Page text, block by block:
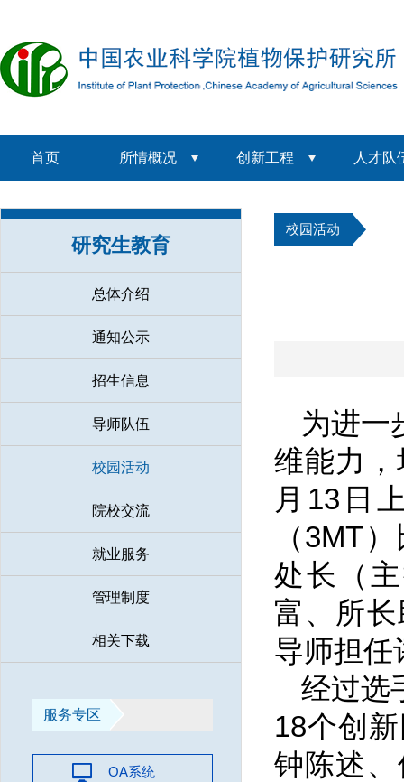
首页 所情概况 创新工程 人才队
研究生教育
总体介绍
通知公示
招生信息
导师队伍
校园活动
院校交流
就业服务
管理制度
相关下载
服务专区
OA系统
校园活动
为进一
维能力
月13日
（3MT
处长（
富、所
导师担任
经过选
18个创
钟陈述